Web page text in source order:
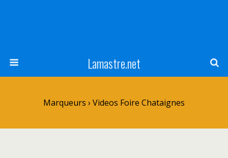
Lamastre.net
Marqueurs › Videos Foire Chataignes